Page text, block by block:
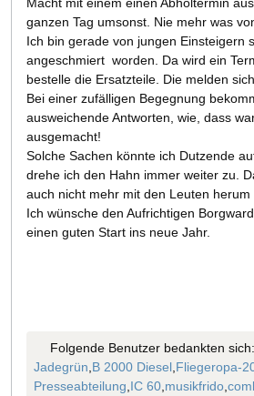
ganzen Tag umsonst. Nie mehr was
Ich bin gerade von jungen Einsteigern
angeschmiert worden. Da wird ein
bestelle die Ersatzteile. Die melden
Bei einer zufälligen Begegnung
ausweichende Antworten, wie, dass
ausgemacht!
Solche Sachen könnte ich Dutzende
drehe ich den Hahn immer weiter zu.
auch nicht mehr mit den Leuten herum
Ich wünsche den Aufrichtigen
einen guten Start ins neue Jahr.
Folgende Benutzer bedankten sich:
Jadegrün B 2000 Diesel Fliegeropa-
Presseabteilung IC 60 musikfrido